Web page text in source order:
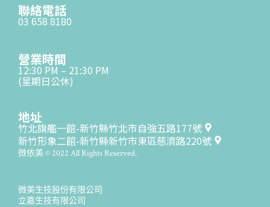
聯絡電話
03 658 8180
營業時間
12:30 PM – 21:30 PM
(星期日公休)
地址
竹北旗艦一館-新竹縣竹北市自強五路177號
新竹形象二館-新竹縣新竹市東區慈濟路220號
微依美 © 2022 All Rights Reserved.
微美生技股份有限公司
立嘉生技有限公司